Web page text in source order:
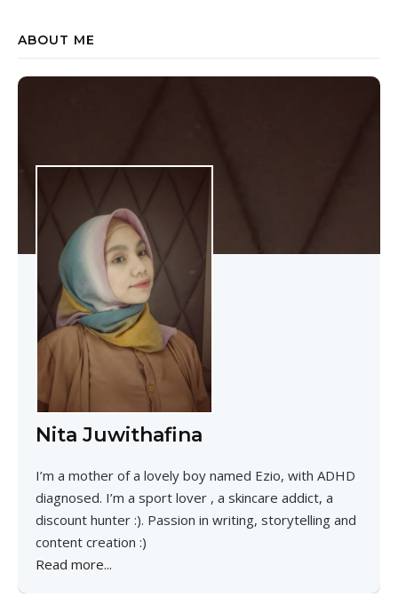
ABOUT ME
Nita Juwithafina
I’m a mother of a lovely boy named Ezio, with ADHD
diagnosed. I’m a sport lover , a skincare addict, a
discount hunter :). Passion in writing, storytelling and
content creation :)
Read more...